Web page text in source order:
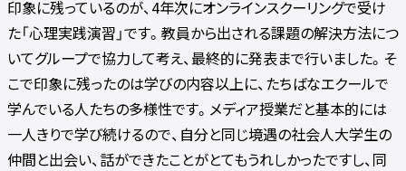
印象に残っているのが、4年次にオンラインスクーリングで受け
た「心理実践演習」です。教員から出される課題の解決方法につ
いてグループで協力して考え、最終的に発表まで行いました。そ
こで印象に残ったのは学びの内容以上に、たちばなエクールで
学んでいる人たちの多様性です。メディア授業だと基本的には
一人きりで学び続けるので、自分と同じ境遇の社会人大学生の
仲間と出会い、話ができたことがとてもうれしかったですし、同